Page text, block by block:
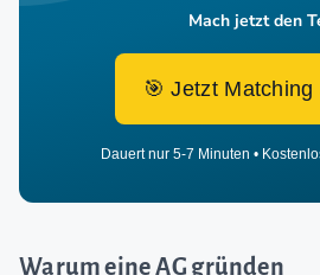
Mach jetzt den
🎯 Jetzt Matching
Dauert nur 5-7 Minuten •
Warum eine AG gründen